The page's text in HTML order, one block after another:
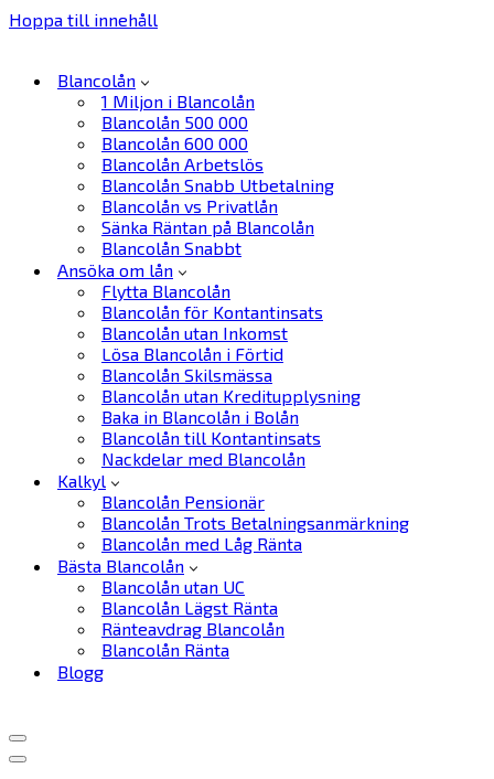
Hoppa till innehåll
Blancolån
1 Miljon i Blancolån
Blancolån 500 000
Blancolån 600 000
Blancolån Arbetslös
Blancolån Snabb Utbetalning
Blancolån vs Privatlån
Sänka Räntan på Blancolån
Blancolån Snabbt
Ansöka om lån
Flytta Blancolån
Blancolån för Kontantinsats
Blancolån utan Inkomst
Lösa Blancolån i Förtid
Blancolån Skilsmässa
Blancolån utan Kreditupplysning
Baka in Blancolån i Bolån
Blancolån till Kontantinsats
Nackdelar med Blancolån
Kalkyl
Blancolån Pensionär
Blancolån Trots Betalningsanmärkning
Blancolån med Låg Ränta
Bästa Blancolån
Blancolån utan UC
Blancolån Lägst Ränta
Ränteavdrag Blancolån
Blancolån Ränta
Blogg
Navigeringsmeny
Navigeringsmeny